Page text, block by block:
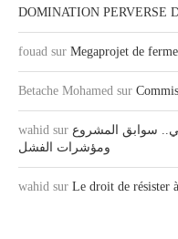
DOMINATION PERVERSE
fouad sur Megaprojet de
Betache Mohamed sur
wahid sur سوابق المشروع
ومؤشرات الفشل
wahid sur Le droit de résister